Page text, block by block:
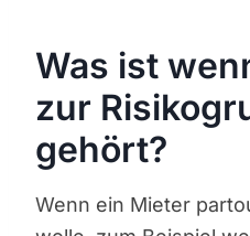
Was ist
zur
gehört?
Wenn ein Mieter